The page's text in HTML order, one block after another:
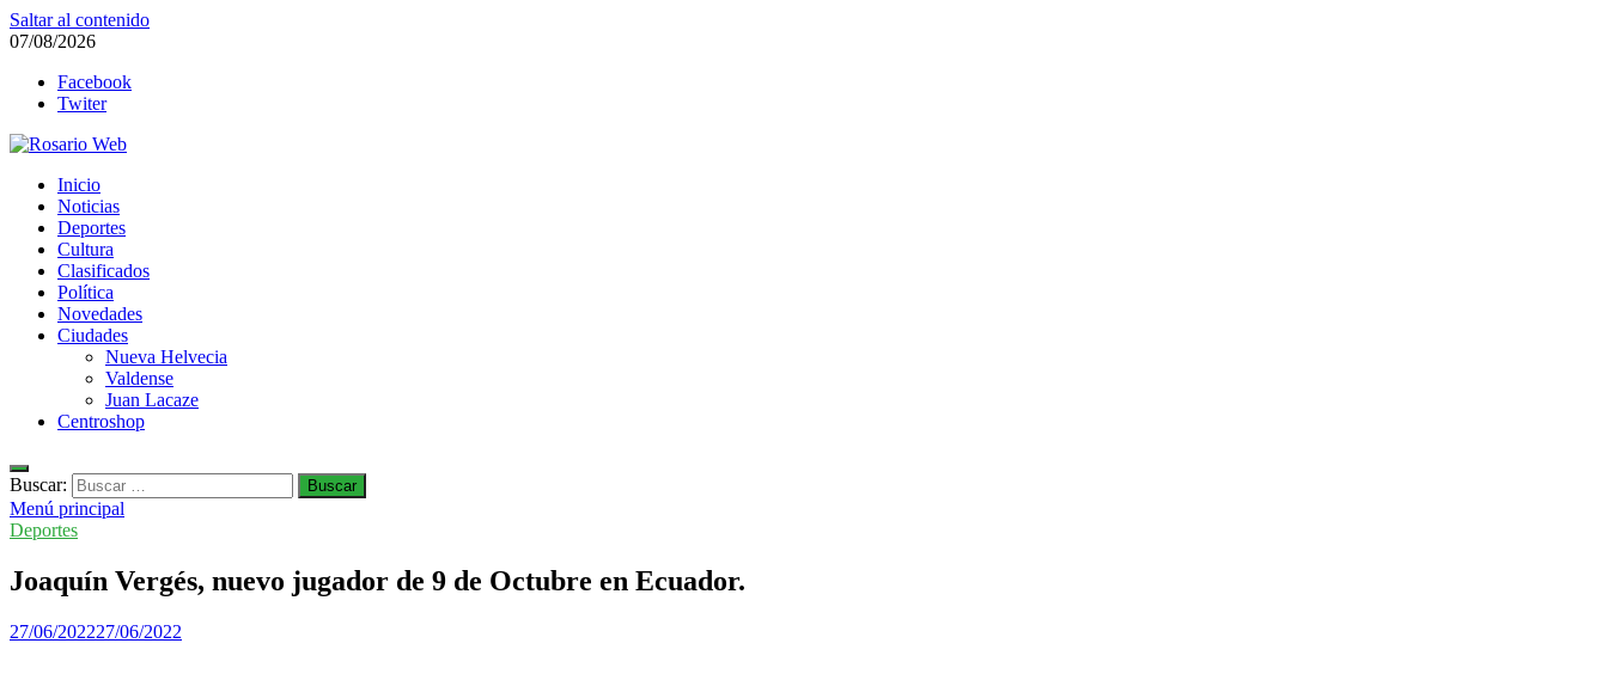
Saltar al contenido
07/08/2026
Facebook
Twiter
Rosario Web
Todas la noticias de Rosario y la zona
Inicio
Noticias
Deportes
Cultura
Clasificados
Política
Novedades
Ciudades
Nueva Helvecia
Valdense
Juan Lacaze
Centroshop
Buscar:
Menú principal
Deportes
Joaquín Vergés, nuevo jugador de 9 de Octubre en Ecuador.
27/06/202227/06/2022